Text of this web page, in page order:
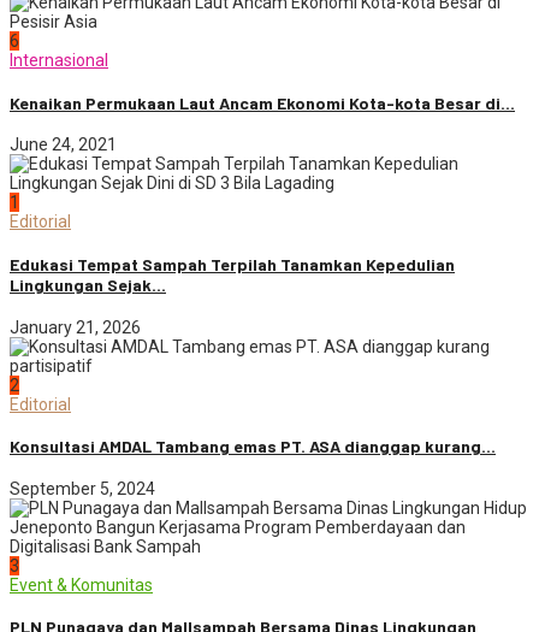
6
Internasional
Kenaikan Permukaan Laut Ancam Ekonomi Kota-kota Besar di...
June 24, 2021
1
Editorial
Edukasi Tempat Sampah Terpilah Tanamkan Kepedulian
Lingkungan Sejak...
January 21, 2026
2
Editorial
Konsultasi AMDAL Tambang emas PT. ASA dianggap kurang...
September 5, 2024
3
Event & Komunitas
PLN Punagaya dan Mallsampah Bersama Dinas Lingkungan